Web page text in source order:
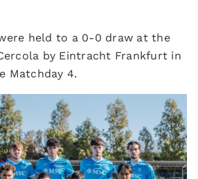
held to a 0-0 draw at the
by Eintracht Frankfurt in
Matchday 4.